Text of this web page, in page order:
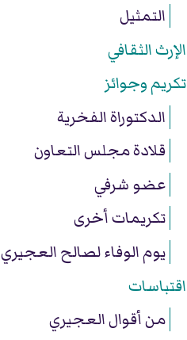
التمثيل
الإرث الثقافي
تكريم وجوائز
الدكتوراة الفخرية
قلادة مجلس التعاون
عضو شرفي
تكريمات أخرى
يوم الوفاء لصالح العجيري
اقتباسات
من أقوال العجيري